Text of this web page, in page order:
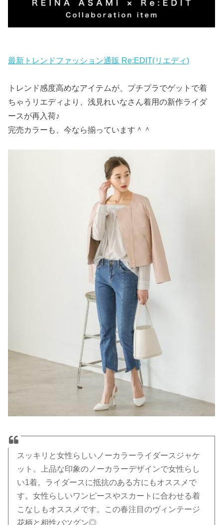
最新トレンドファッション通販 Re:EDIT(リエディ)
トレンド感度高めなアイテムが、プチプラでゲットで着
ちゃうリエディより、浅見れいなさん着用の新作ライダ
ースが再入荷♪
完売カラーも、今なら揃っています＾＾
スッキリと女性らしいノーカラーライダースジャケ
ット。上品な印象のノーカラーデザインで女性らし
い1着。ライダースに抵抗のある方にもオススメで
す。女性らしいワンピースやスカートに合わせる着
こなしもオススメです。この春注目のヴィンテージ
花柄と相性バツグン◎